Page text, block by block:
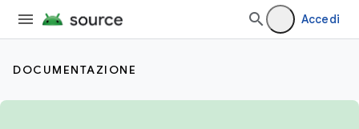
Accedi
DOCUMENTAZIONE